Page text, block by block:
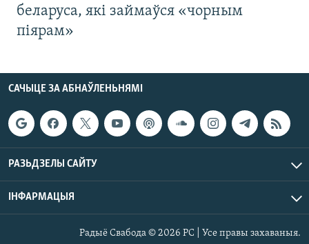
беларуса, які займаўся «чорным
піярам»
САЧЫЦЕ ЗА АБНАЎЛЕНЬНЯМІ
РАЗЬДЗЕЛЫ САЙТУ
ІНФАРМАЦЫЯ
Радыё Свабода © 2026 РС | Усе правы захаваныя.